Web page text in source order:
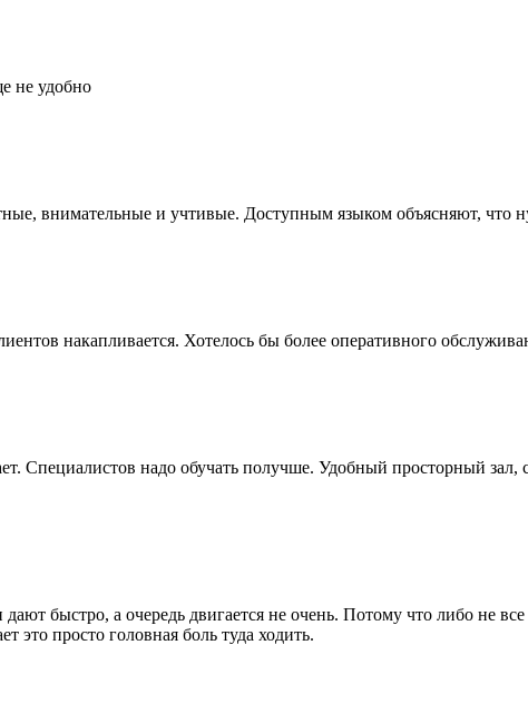
не удобно
внимательные и учтивые. Доступным языком объясняют, что
накапливается. Хотелось бы более оперативного
Специалистов надо обучать получше. Удобный просторный зал,
быстро, а очередь двигается не очень. Потому что либо не
это просто головная боль туда ходить.